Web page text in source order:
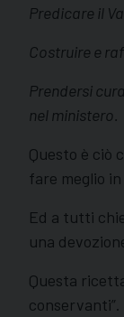
Predicare il
Costruire e
Prendersi
nel ministero.
Questo è ciò
fare meglio
Ed a tutti
una
Questa